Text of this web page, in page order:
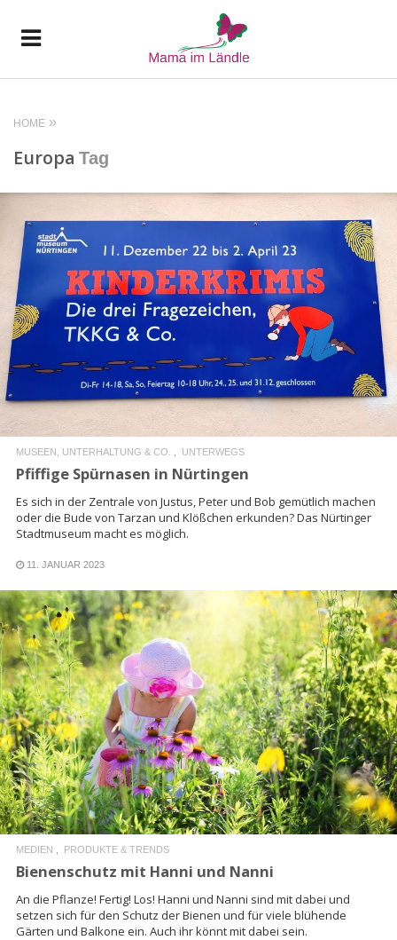
HOME
Europa Tag
READ MORE
MUSEEN, UNTERHALTUNG & CO. UNTERWEGS
Pfiffige Spürnasen in Nürtingen
Es sich in der Zentrale von Justus, Peter und Bob gemütlich machen
oder die Bude von Tarzan und Klößchen erkunden? Das Nürtinger
Stadtmuseum macht es möglich.
11. JANUAR 2023
READ MORE
MEDIEN PRODUKTE & TRENDS
Bienenschutz mit Hanni und Nanni
An die Pflanze! Fertig! Los! Hanni und Nanni sind mit dabei und
setzen sich für den Schutz der Bienen und für viele blühende
Gärten und Balkone ein. Auch ihr könnt mit dabei sein.